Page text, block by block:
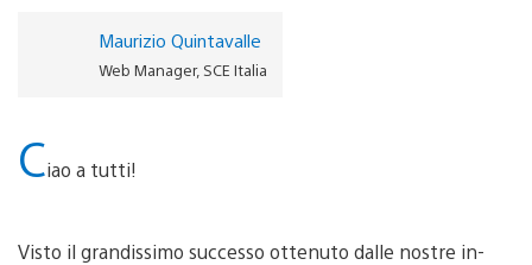
Maurizio Quintavalle
Web Manager, SCE Italia
Ciao a tutti!
Visto il grandissimo successo ottenuto dalle nostre in-